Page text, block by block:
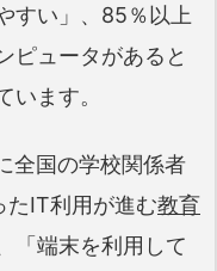
すい」、85％以上
ピュータがあると
ます。
全国の学校関係者
たIT利用が進む教育
「端末を利用して